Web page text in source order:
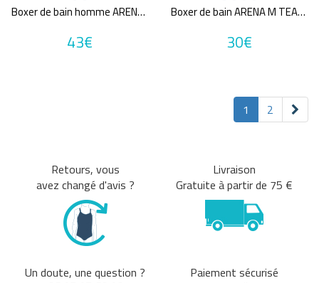
Boxer de bain homme ARENA MEN'S ARENA PRO_FILE SWIM SHORT
43€
Boxer de bain ARENA M TEAM SWIM LOW WAIST SHORT SOLID
30€
1 2
Retours, vous
avez changé d'avis ?
Livraison
Gratuite à partir de 75 €
Un doute, une question ?
Paiement sécurisé